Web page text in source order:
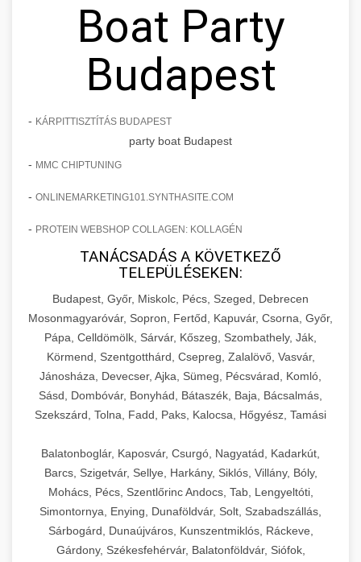
Boat Party
Budapest
- KÁRPITTISZTÍTÁS BUDAPEST
party boat Budapest
- MMC CHIPTUNING
- ONLINEMARKETING101.SYNTHASITE.COM
- PROTEIN WEBSHOP COLLAGEN: KOLLAGÉN
TANÁCSADÁS A KÖVETKEZŐ
TELEPÜLÉSEKEN:
Budapest, Győr, Miskolc, Pécs, Szeged, Debrecen
Mosonmagyaróvár, Sopron, Fertőd, Kapuvár, Csorna, Győr,
Pápa, Celldömölk, Sárvár, Kőszeg, Szombathely, Ják,
Körmend, Szentgotthárd, Csepreg, Zalalövő, Vasvár,
Jánosháza, Devecser, Ajka, Sümeg, Pécsvárad, Komló,
Sásd, Dombóvár, Bonyhád, Bátaszék, Baja, Bácsalmás,
Szekszárd, Tolna, Fadd, Paks, Kalocsa, Hőgyész, Tamási
Balatonboglár, Kaposvár, Csurgó, Nagyatád, Kadarkút,
Barcs, Szigetvár, Sellye, Harkány, Siklós, Villány, Bóly,
Mohács, Pécs, Szentlőrinc Andocs, Tab, Lengyeltóti,
Simontornya, Enying, Dunaföldvár, Solt, Szabadszállás,
Sárbogárd, Dunaújváros, Kunszentmiklós, Ráckeve,
Gárdony, Székesfehérvár, Balatonföldvár, Siófok,